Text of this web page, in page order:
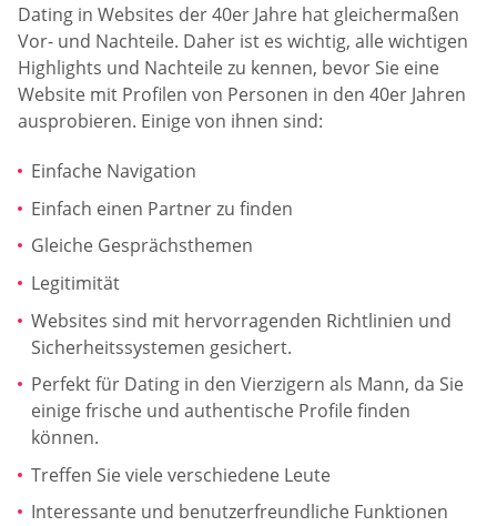
Dating in Websites der 40er Jahre hat gleichermaßen
Vor- und Nachteile. Daher ist es wichtig, alle wichtigen
Highlights und Nachteile zu kennen, bevor Sie eine
Website mit Profilen von Personen in den 40er Jahren
ausprobieren. Einige von ihnen sind:
Einfache Navigation
Einfach einen Partner zu finden
Gleiche Gesprächsthemen
Legitimität
Websites sind mit hervorragenden Richtlinien und
Sicherheitssystemen gesichert.
Perfekt für Dating in den Vierzigern als Mann, da Sie
einige frische und authentische Profile finden
können.
Treffen Sie viele verschiedene Leute
Interessante und benutzerfreundliche Funktionen